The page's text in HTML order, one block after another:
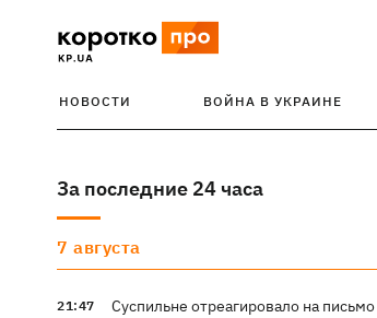
НОВОСТИ ВОЙНА В УКРАИНЕ
За последние 24 часа
7 августа
21:47
Суспильне отреагировало на письмо